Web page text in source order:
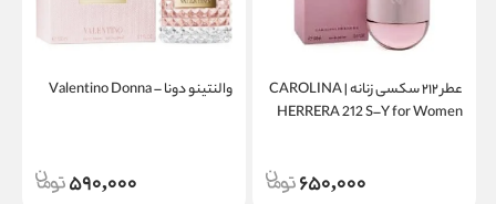
عطر ۲۱۲ سکسی زنانه | CAROLINA
HERRERA 212 S–Y for Women
650,000
والنتینو دونا – Valentino Donna
590,000